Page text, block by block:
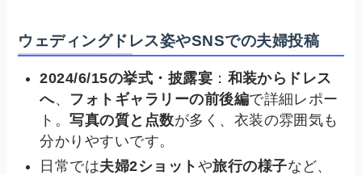
ウェディングドレス姿やSNSでの夫婦投稿
2024/6/15の挙式・披露宴 ： 和装からドレス
へ、 フォトギャラリーの前後編で詳細レポー
ト。写真の質と点数が多く、衣装の雰囲気も
分かりやすいです。
日常では夫婦2ショット や旅行の様子など、